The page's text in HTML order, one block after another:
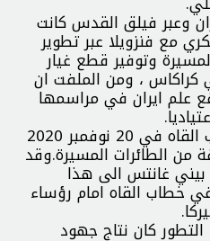
وعبر فيلق القدس كانت
مع فنزويلا عبر تطوير
وتوفير قطع غيار
كراكاس ، ومن الملفت ان
علم ايران في مراسمها
لقد اعلن مادورو في خطاب القاه في 20 نوفمبر 2020
من الطائرات المسيرة.وقد
بيني غانتس الى هذا
في فبراير 2022 في خطاب القاه امام رؤساء
كان نتاج جهود